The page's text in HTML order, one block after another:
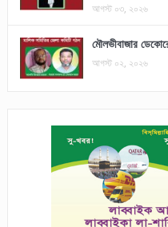
আগস্ট ০৩, ২০২৬
মৌলভীবাজার
আগস্ট ০২, ২০২৬